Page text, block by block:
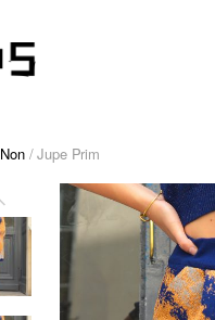
Non/ Jupe Prim